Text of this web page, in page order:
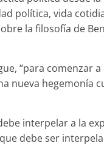
política, vida
la filosofía de
“para comenzar
nueva hegemonía
interpelar a la
debe ser